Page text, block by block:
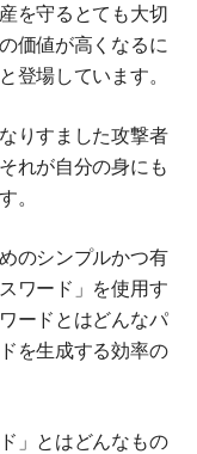
を守るとても大切
価値が高くなるに
登場しています。
りすました攻撃者
れが自分の身にも
。
のシンプルかつ有
ワード」を使用す
ードとはどんなパ
を生成する効率の
」とはどんなもの